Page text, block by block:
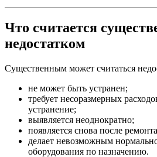
Что считается
недостатком
Существенным может считаться
не может быть устранен;
требует несоразмерных
устранение;
выявляется неоднократно;
появляется снова после
делает невозможным
оборудования по назначению.